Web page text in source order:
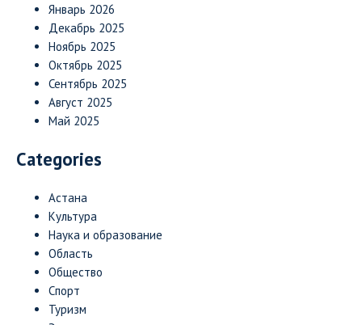
Январь 2026
Декабрь 2025
Ноябрь 2025
Октябрь 2025
Сентябрь 2025
Август 2025
Май 2025
Categories
Астана
Культура
Наука и образование
Область
Общество
Спорт
Туризм